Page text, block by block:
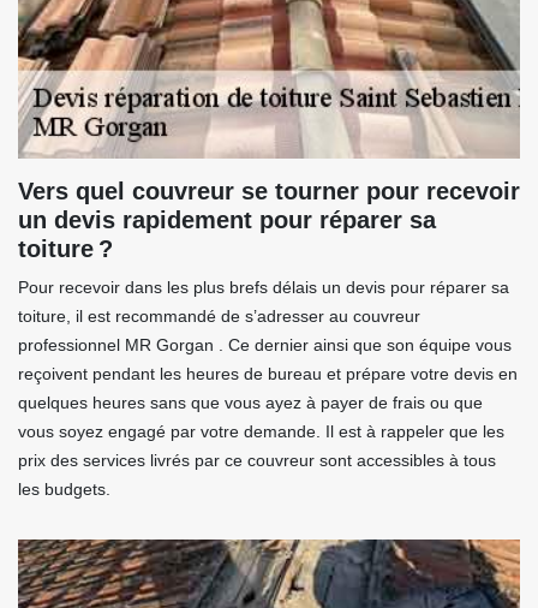
Vers quel couvreur se tourner pour recevoir
un devis rapidement pour réparer sa
toiture ?
Pour recevoir dans les plus brefs délais un devis pour réparer sa
toiture, il est recommandé de s’adresser au couvreur
professionnel MR Gorgan . Ce dernier ainsi que son équipe vous
reçoivent pendant les heures de bureau et prépare votre devis en
quelques heures sans que vous ayez à payer de frais ou que
vous soyez engagé par votre demande. Il est à rappeler que les
prix des services livrés par ce couvreur sont accessibles à tous
les budgets.